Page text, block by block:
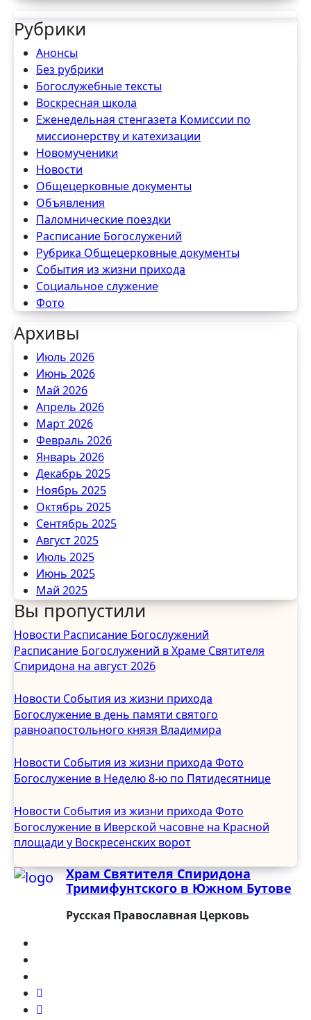
Рубрики
Анонсы
Без рубрики
Богослужебные тексты
Воскресная школа
Еженедельная стенгазета Комиссии по
миссионерству и катехизации
Новомученики
Новости
Общецерковные документы
Объявления
Паломнические поездки
Расписание Богослужений
Рубрика Общецерковные документы
События из жизни прихода
Социальное служение
Фото
Архивы
Июль 2026
Июнь 2026
Май 2026
Апрель 2026
Март 2026
Февраль 2026
Январь 2026
Декабрь 2025
Ноябрь 2025
Октябрь 2025
Сентябрь 2025
Август 2025
Июль 2025
Июнь 2025
Май 2025
Апрель 2025
Март 2025
Февраль 2025
Январь 2025
Декабрь 2024
Ноябрь 2024
Октябрь 2024
Сентябрь 2024
Август 2024
Июль 2024
Июнь 2024
Май 2024
Апрель 2024
Март 2024
Февраль 2024
Декабрь 2023
Ноябрь 2023
Сентябрь 2023
Май 2023
Апрель 2023
Вы пропустили
Новости Расписание Богослужений
Расписание Богослужений в Храме Святителя
Спиридона на август 2026
Новости События из жизни прихода
Богослужение в день памяти святого
равноапостольного князя Владимира
Новости События из жизни прихода Фото
Богослужение в Неделю 8-ю по Пятидесятнице
Новости События из жизни прихода Фото
Богослужение в Иверской часовне на Красной
площади у Воскресенских ворот
Храм Святителя Спиридона
Тримифунтского в Южном Бутове
Русская Православная Церковь